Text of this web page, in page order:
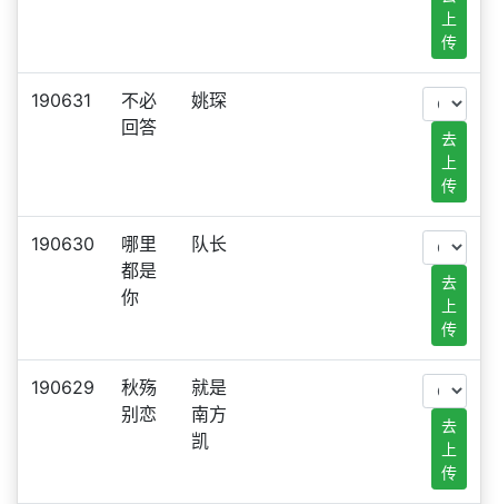
上
传
190631
不必
回答
姚琛
去
上
传
190630
哪里
都是
你
队长
去
上
传
190629
秋殇
别恋
就是
南方
凯
去
上
传